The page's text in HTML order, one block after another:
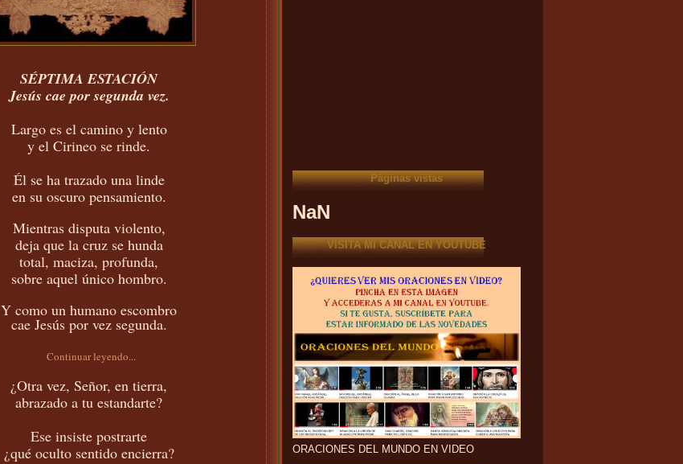
SÉPTIMA ESTACIÓN
Jesús cae por segunda vez.
Largo es el camino y lento
y el Cirineo se rinde.
Él se ha trazado una linde
en su oscuro pensamiento.
Mientras disputa violento,
deja que la cruz se hunda
total, maciza, profunda,
sobre aquel único hombro.
Y como un humano escombro
cae Jesús por vez segunda.
Continuar leyendo...
¿Otra vez, Señor, en tierra,
abrazado a tu estandarte?
Ese insiste postrarte
¿qué oculto sentido encierra?
Páginas vistas
NaN
VISITA MI CANAL EN YOUTUBE
ORACIONES DEL MUNDO EN VIDEO